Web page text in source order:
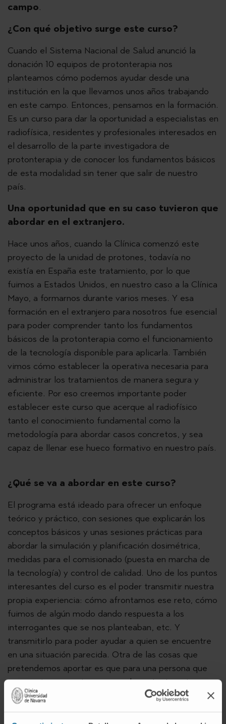
campo.
¿Con qué objetivo surge este curso?
Cuando el Sistema Nacional de Salud anunció la
donación 10 equipos de protonterapia nos
planteamos cómo podemos ayudar desde una
institución en la que llevamos unos años trabajando
en este campo. Entonces, pensamos en la formación.
Es un curso para dar la oportunidad a especialistas en
radiofísica, residentes y profesionales interesados en
el desarrollo de la parte investigadora de
protonterapia y de conocer los fundamentos básicos
de esta modalidad sin tener que salir de nuestro
país.
Una oportunidad que en su caso tuvieron que
abordar en el extranjero.
Hace unos años, cuando la Clínica comenzó este
proyecto de la unidad de protones, todavía no
existía en España este tratamiento, por lo que
fuimos a Estados Unidos, en nuestro caso a la Clínica
Mayo, a formarnos durante varios meses. Y esa
formación en el extranjero para nosotros fue esencial
para poder comprender tanto los fundamentos
básicos de la protonterapia como el funcionamiento
de la tecnología disponible para aplicarla. También
vimos cómo establecer la operativa necesaria para
administrar los tratamientos de manera segura y
eficiente. Por eso creemos importante poder
establecer este curso que acerque al radiofísico
tanto el conocimiento fundamental como la
metodología para abordar casos concretos, y sea
capaz de llenar ese hueco formativo en nuestro país.
¿Qué se va a abordar en este curso?
El programa está ideado para ofrecer un enfoque
teórico y práctico, con sesiones que explicarán los
conceptos básicos y unas sesiones prácticas para
abordar la simulación y planificación dosimétrica,
medidas para el comisionado (puesta en marcha de
la tecnología) y control de calidad. Uno de los puntos
interesantes del curso es el poder transmitir nuestra
propia experiencia: cómo afrontamos ese reto, cómo
fuimos de algún modo dando respuesta a los
interrogantes que se nos planteaban, etc. Y
transmitirlo para poder ayudar a quien se encuentre
en una situación parecida. Otra de las cosas que
pretendemos aportar es que para una persona que
se aproxima por primera vez a la protonterapia
pueda ser conocedor de dónde están los límites.